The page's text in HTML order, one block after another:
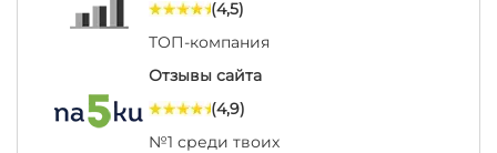
(4,5)
ТОП-компания
Отзывы сайта
(4,9)
№1 среди твоих